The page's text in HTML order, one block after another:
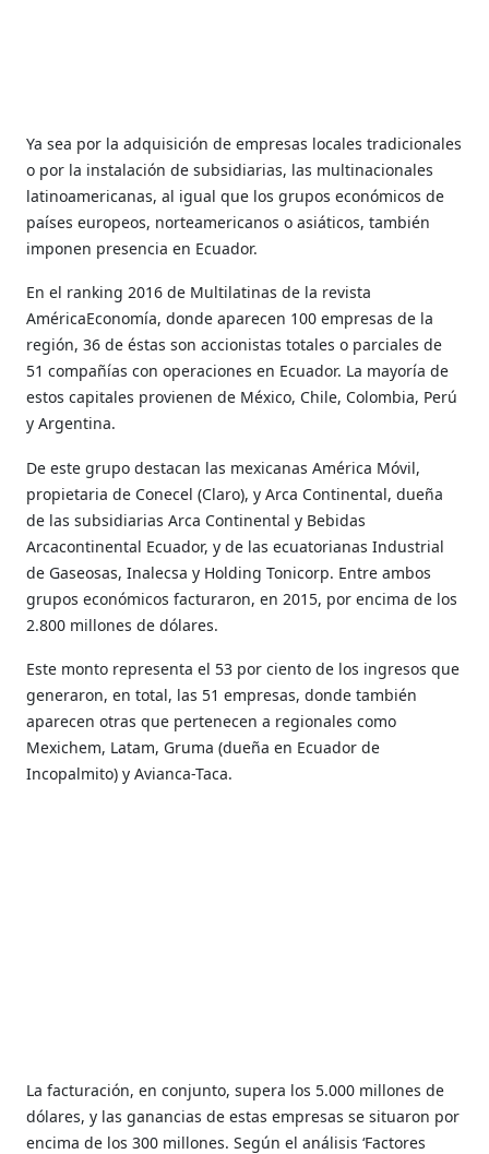
Ya sea por la adquisición de empresas locales tradicionales
o por la instalación de subsidiarias, las multinacionales
latinoamericanas, al igual que los grupos económicos de
países europeos, norteamericanos o asiáticos, también
imponen presencia en Ecuador.
En el ranking 2016 de Multilatinas de la revista
AméricaEconomía, donde aparecen 100 empresas de la
región, 36 de éstas son accionistas totales o parciales de
51 compañías con operaciones en Ecuador. La mayoría de
estos capitales provienen de México, Chile, Colombia, Perú
y Argentina.
De este grupo destacan las mexicanas América Móvil,
propietaria de Conecel (Claro), y Arca Continental, dueña
de las subsidiarias Arca Continental y Bebidas
Arcacontinental Ecuador, y de las ecuatorianas Industrial
de Gaseosas, Inalecsa y Holding Tonicorp. Entre ambos
grupos económicos facturaron, en 2015, por encima de los
2.800 millones de dólares.
Este monto representa el 53 por ciento de los ingresos que
generaron, en total, las 51 empresas, donde también
aparecen otras que pertenecen a regionales como
Mexichem, Latam, Gruma (dueña en Ecuador de
Incopalmito) y Avianca-Taca.
La facturación, en conjunto, supera los 5.000 millones de
dólares, y las ganancias de estas empresas se situaron por
encima de los 300 millones. Según el análisis ‘Factores